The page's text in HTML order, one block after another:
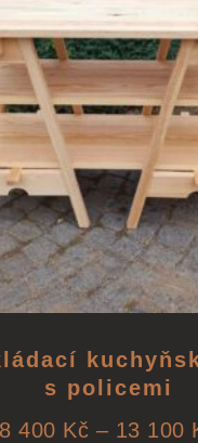
s policemi
8 400 Kč – 13 100